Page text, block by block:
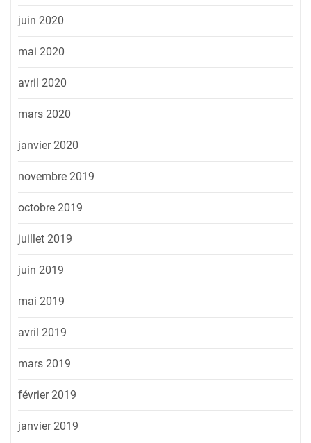
juin 2020
mai 2020
avril 2020
mars 2020
janvier 2020
novembre 2019
octobre 2019
juillet 2019
juin 2019
mai 2019
avril 2019
mars 2019
février 2019
janvier 2019